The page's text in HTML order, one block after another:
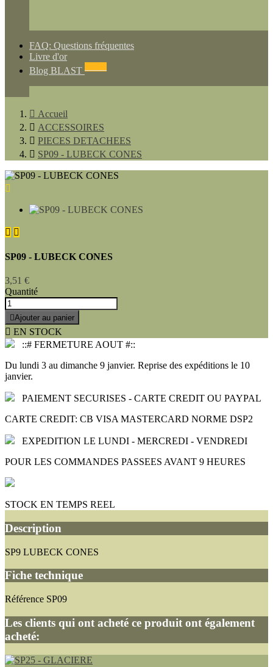
FAQ: Questions fréquentes
Livre d'or
Blog BLAST
 Accueil
 ACCESSOIRES
 PIECES DETACHEES
 SP09 - LUBECK CONES

 
SP09 - LUBECK CONES
3,51 €
Quantité
Ajouter au panier
 EN STOCK
::# FERMETURE AOUT #::
Du lundi 3 au dimanche 9 janvier. Reprise des expéditions le 10
janvier.
PAIEMENT SECURISES - CARTE CREDIT OU PAYPAL
CARTE CREDIT: CB VISA MASTERCARD NORME DSP2
EXPEDITION LE LUNDI - MERCREDI - VENDREDI
POUR LES COMMANDES PASSEES AVANT 9 HEURES
STOCK EN TEMPS REEL
Description
SP9 LUBECK CONES
Fiche technique
Référence SP09
Les clients qui ont acheté ce produit ont également
acheté: